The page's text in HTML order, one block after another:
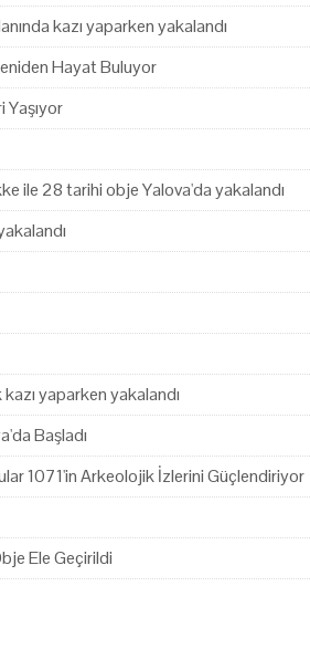
kazı yaparken yakalandı
Hayat Buluyor
Yaşıyor
ile 28 tarihi obje Yalova'da yakalandı
yaparken yakalandı
Başladı
1071'in Arkeolojik İzlerini Güçlendiriyor
Ele Geçirildi